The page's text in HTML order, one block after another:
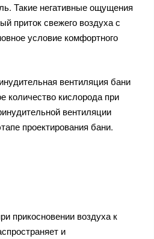
Такие негативные ощущения
приток свежего воздуха с
условие комфортного
вентиляция бани
количество кислорода при
вентиляции
проектирования бани.
прикосновении воздуха к
и